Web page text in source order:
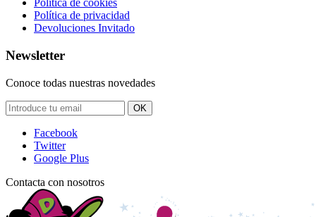
Política de cookies
Política de privacidad
Devoluciones Invitado
Newsletter
Conoce todas nuestras novedades
OK
Facebook
Twitter
Google Plus
Contacta con nosotros